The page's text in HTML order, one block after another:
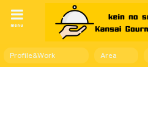
menu
Profile&Work Area